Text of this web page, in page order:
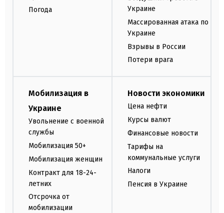
Погода
Украине
Массированная атака по
Украине
Взрывы в России
Потери врага
Мобилизация в
Украине
Увольнение с военной
службы
Мобилизация 50+
Мобилизация женщин
Контракт для 18-24-
летних
Отсрочка от
мобилизации
Новости экономики
Цена нефти
Курсы валют
Финансовые новости
Тарифы на
коммунальные услуги
Налоги
Пенсия в Украине